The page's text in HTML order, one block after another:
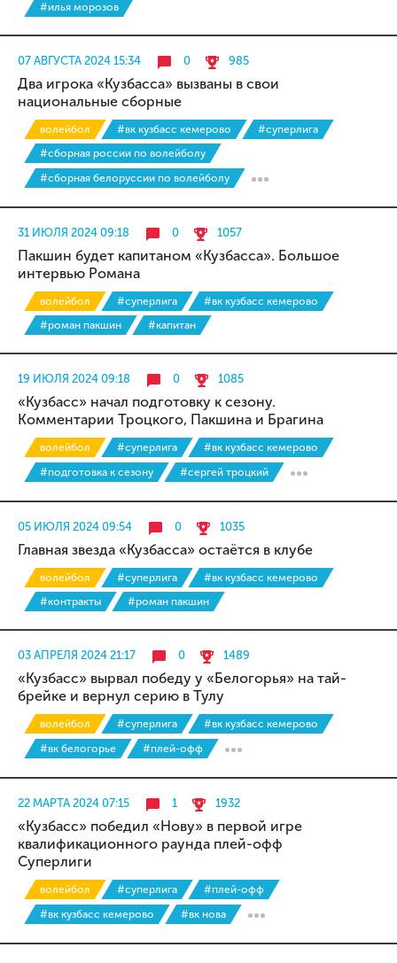
#илья морозов
07 АВГУСТА 2024 15:34 0 985
Два игрока «Кузбасса» вызваны в свои
национальные сборные
волейбол #вк кузбасс кемерово
#суперлига
#сборная россии по волейболу
#сборная белоруссии по волейболу
31 ИЮЛЯ 2024 09:18 0 1057
Пакшин будет капитаном «Кузбасса». Большое
интервью Романа
волейбол #суперлига
#вк кузбасс кемерово
#роман пакшин
#капитан
19 ИЮЛЯ 2024 09:18 0 1085
«Кузбасс» начал подготовку к сезону.
Комментарии Троцкого, Пакшина и Брагина
волейбол #суперлига
#вк кузбасс кемерово
#подготовка к сезону
#сергей троцкий
05 ИЮЛЯ 2024 09:54 0 1035
Главная звезда «Кузбасса» остаётся в клубе
волейбол #суперлига
#вк кузбасс кемерово
#контракты
#роман пакшин
03 АПРЕЛЯ 2024 21:17 0 1489
«Кузбасс» вырвал победу у «Белогорья» на тай-
брейке и вернул серию в Тулу
волейбол #суперлига
#вк кузбасс кемерово
#вк белогорье
#плей-офф
22 МАРТА 2024 07:15 1 1932
«Кузбасс» победил «Нову» в первой игре
квалификационного раунда плей-офф
Суперлиги
волейбол #суперлига
#плей-офф
#вк кузбасс кемерово
#вк нова